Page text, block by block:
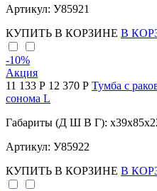
Артикул: У85921
КУПИТЬ В КОРЗИНЕ В
-10%
Акция
11 133 Р 12 370 Р Тумба с
сонома L
Габариты (Д Ш В Г):
Артикул: У85922
КУПИТЬ В КОРЗИНЕ В